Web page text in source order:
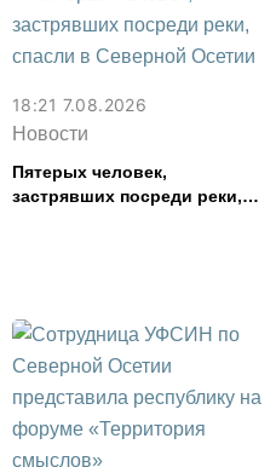
18:21 7.08.2026
Новости
Пятерых человек,
застрявших посреди реки,